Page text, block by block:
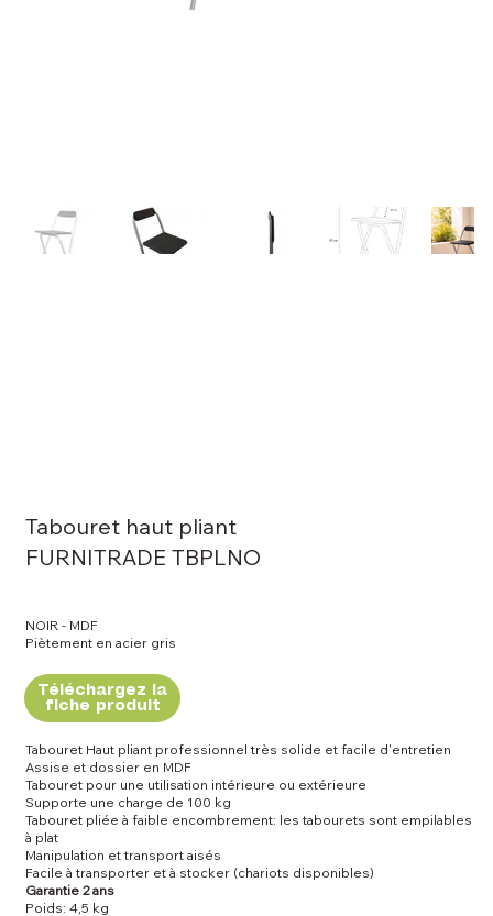
Tabouret haut pliant
FURNITRADE TBPLNO
NOIR - MDF
Piètement en acier gris
Téléchargez la
fiche produit
Tabouret Haut pliant professionnel très solide et facile d'entretien
Assise et dossier en MDF
Tabouret pour une utilisation intérieure ou extérieure
Supporte une charge de 100 kg
Tabouret pliée à faible encombrement: les tabourets sont empilables
à plat
Manipulation et transport aisés
Facile à transporter et à stocker (chariots disponibles)
Garantie 2 ans
Poids: 4,5 kg